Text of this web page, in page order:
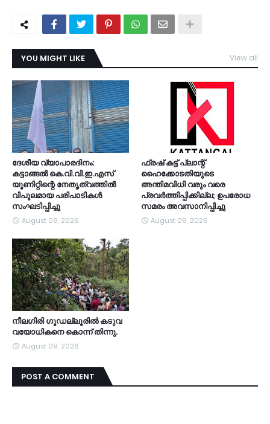
YOU MIGHT LIKE View all
ദേശീയ വ്യാപാരദിനം:
കട്ടാങ്ങൽ കെ.വി.വി.ഇ.എസ്
യൂണിറ്റിന്റെ നേതൃത്വത്തിൽ
വിപുലമായ പരിപാടികൾ
സംഘടിപ്പിച്ചു
August 09, 2026
ഫ്രഷ് കട്ട് പ്ലാന്റ്
ഹൈക്കോടതിയുടെ
അന്തിമവിധി വരും വരെ
പ്രവർത്തിപ്പിക്കില്ല; ഉപരോധ
സമരം അവസാനിപ്പിച്ചു
August 09, 2026
നീലഗിരി ഗൂഡല്ലൂരിൽ കടുവ
വയോധികനെ കൊന്ന് തിന്നു.
August 09, 2026
POST A COMMENT